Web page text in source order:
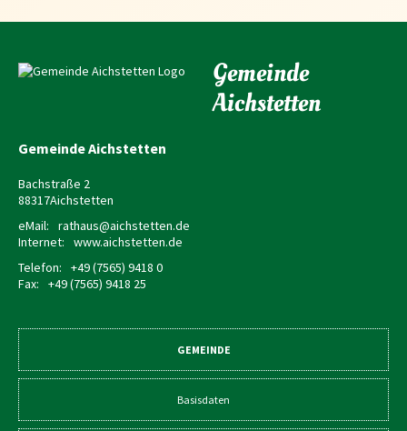
Gemeinde
Aichstetten
Gemeinde Aichstetten
Bachstraße 2
88317Aichstetten
eMail:
rathaus@aichstetten.de
Internet:
www.aichstetten.de
Telefon:
+49 (7565) 9418 0
Fax:
+49 (7565) 9418 25
GEMEINDE
Basisdaten